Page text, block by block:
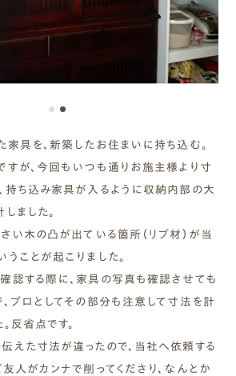
試す
家具を、新築したお住まいに持ち込む。
すが、今回もいつも通りお施主様より寸
持ち込み家具が入るように収納内部の大
ました。
さい木の凸が出ている箇所（リブ材）が当
うことが起こりました。
認する際に、家具の写真も確認させても
、プロとしてその部分も注意して寸法を計
反省点です。
えた寸法が違ったので、当社へ依頼する
友人がカンナで削ってくださり、なんとか